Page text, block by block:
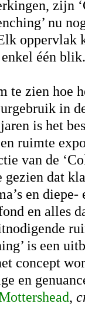
zijn
nu
oppervlak
één blik.
te zien hoe
in
is het
ruimte
van de
dat
en
en alles
is een
concept
en
,